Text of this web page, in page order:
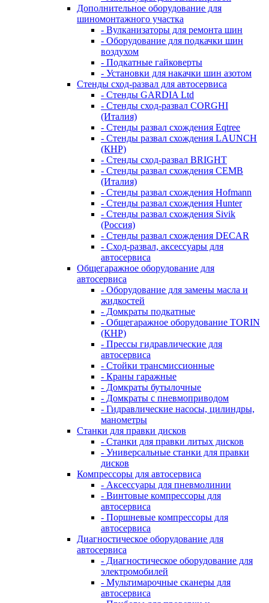
Дополнительное оборудование для
шиномонтажного участка
- Вулканизаторы для ремонта шин
- Оборудование для подкачки шин
воздухом
- Подкатные гайковерты
- Установки для накачки шин азотом
Стенды сход-развал для автосервиса
- Стенды GARDIA Ltd
- Стенды сход-развал CORGHI
(Италия)
- Стенды развал схождения Eqtree
- Стенды развал схождения LAUNCH
(КНР)
- Стенды сход-развал BRIGHT
- Стенды развал схождения CEMB
(Италия)
- Стенды развал схождения Hofmann
- Стенды развал схождения Hunter
- Стенды развал схождения Sivik
(Россия)
- Стенды развал схождения DECAR
- Сход-развал, аксессуары для
автосервиса
Общегаражное оборудование для
автосервиса
- Оборудование для замены масла и
жидкостей
- Домкраты подкатные
- Общегаражное оборудование TORIN
(КНР)
- Прессы гидравлические для
автосервиса
- Стойки трансмиссионные
- Краны гаражные
- Домкраты бутылочные
- Домкраты с пневмоприводом
- Гидравлические насосы, цилиндры,
манометры
Станки для правки дисков
- Станки для правки литых дисков
- Универсальные станки для правки
дисков
Компрессоры для автосервиса
- Аксессуары для пневмолинии
- Винтовые компрессоры для
автосервиса
- Поршневые компрессоры для
автосервиса
Диагностическое оборудование для
автосервиса
- Диагностическое оборудование для
электромобилей
- Мультимарочные сканеры для
автосервиса